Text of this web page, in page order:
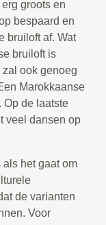
groots en
bespaard en
bruiloft af. Wat
bruiloft is
zal ook genoeg
Marokkaanse
Op de laatste
veel dansen op
het gaat om
de varianten
Voor